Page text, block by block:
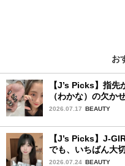
お
【J’s Picks】指
（わかな）の欠か
ルーティーン〉
2026.07.17 BEAUTY
【J’s Picks】J-
でも、いちばん大
ン夏の必需品〉
2026.07.24 BEAUTY